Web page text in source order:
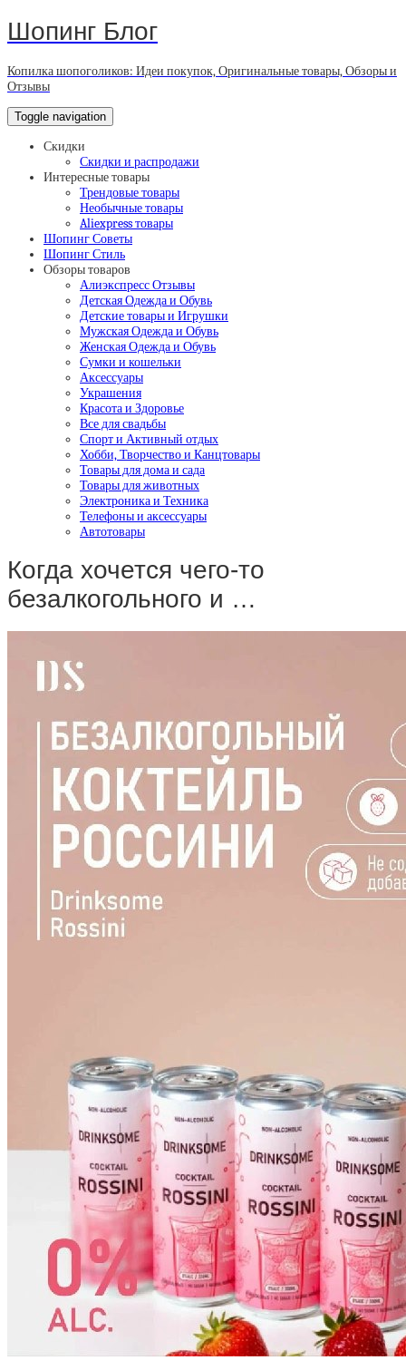
Шопинг Блог
Копилка шопоголиков: Идеи покупок, Оригинальные товары, Обзоры и
Отзывы
Toggle navigation
Скидки
Скидки и распродажи
Интересные товары
Трендовые товары
Необычные товары
Aliexpress товары
Шопинг Советы
Шопинг Стиль
Обзоры товаров
Алиэкспресс Отзывы
Детская Одежда и Обувь
Детские товары и Игрушки
Мужская Одежда и Обувь
Женская Одежда и Обувь
Сумки и кошельки
Аксессуары
Украшения
Красота и Здоровье
Все для свадьбы
Спорт и Активный отдых
Хобби, Творчество и Канцтовары
Товары для дома и сада
Товары для животных
Электроника и Техника
Телефоны и аксессуары
Автотовары
Когда хочется чего-то
безалкогольного и …